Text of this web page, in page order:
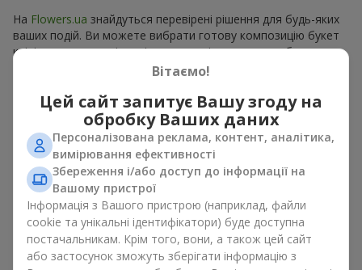
На Flowers.ua знайдуться перевірені рішення для будь-яких
ваших подій. Ви можете вибрати готову композицію букет
квітів з тортом з відповідного розділу каталогу або
замовити окремо солодкий дарунок і вподобані квіти.
Торти з живими квітами —
краса та смак в одному
подарунку
Торти з живими квітами – це сучасне поєднання
флористики та гастрономічної естетики. Ексклюзивний
десерт в поєднанні звишуканим букетомвиглядає ефектно,
стильно й підкреслює особливість події, якдень
Вітаємо!
Цей сайт запитує Вашу згоду на
обробку Ваших даних
Персоналізована реклама, контент, аналітика,
вимірювання ефективності
Збереження і/або доступ до інформації на
Вашому пристрої
Інформація з Вашого пристрою (наприклад, файли
cookie та унікальні ідентифікатори) буде доступна
постачальникам. Крім того, вони, а також цей сайт
або застосунок зможуть зберігати інформацію з